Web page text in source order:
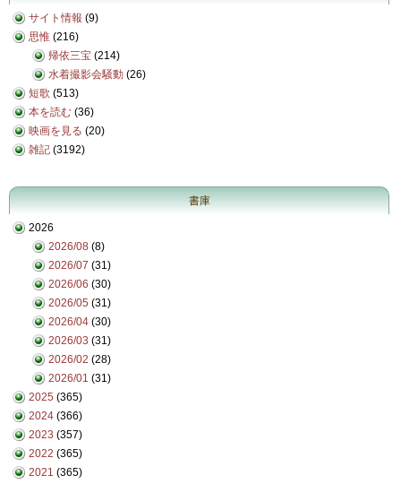
サイト情報 (9)
思惟 (216)
帰依三宝 (214)
水着撮影会騒動 (26)
短歌 (513)
本を読む (36)
映画を見る (20)
雑記 (3192)
書庫
2026
2026/08 (8)
2026/07 (31)
2026/06 (30)
2026/05 (31)
2026/04 (30)
2026/03 (31)
2026/02 (28)
2026/01 (31)
2025 (365)
2024 (366)
2023 (357)
2022 (365)
2021 (365)